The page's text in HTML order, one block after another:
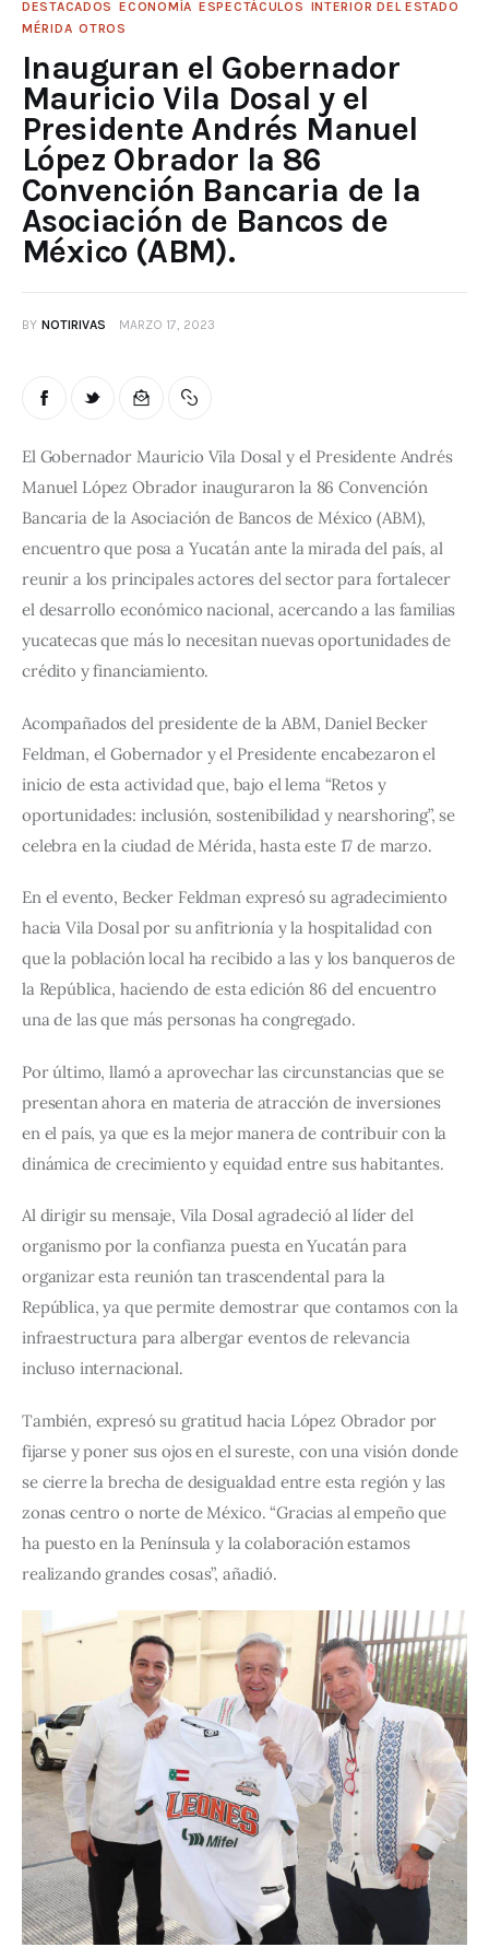
DESTACADOS ECONOMÍA ESPECTÁCULOS INTERIOR DEL ESTADO
MÉRIDA OTROS
Inauguran el Gobernador
Mauricio Vila Dosal y el
Presidente Andrés Manuel
López Obrador la 86
Convención Bancaria de la
Asociación de Bancos de
México (ABM).
BY NOTIRIVAS MARZO 17, 2023
El Gobernador Mauricio Vila Dosal y el Presidente Andrés
Manuel López Obrador inauguraron la 86 Convención
Bancaria de la Asociación de Bancos de México (ABM),
encuentro que posa a Yucatán ante la mirada del país, al
reunir a los principales actores del sector para fortalecer
el desarrollo económico nacional, acercando a las familias
yucatecas que más lo necesitan nuevas oportunidades de
crédito y financiamiento.
Acompañados del presidente de la ABM, Daniel Becker
Feldman, el Gobernador y el Presidente encabezaron el
inicio de esta actividad que, bajo el lema “Retos y
oportunidades: inclusión, sostenibilidad y nearshoring”, se
celebra en la ciudad de Mérida, hasta este 17 de marzo.
En el evento, Becker Feldman expresó su agradecimiento
hacia Vila Dosal por su anfitrionía y la hospitalidad con
que la población local ha recibido a las y los banqueros de
la República, haciendo de esta edición 86 del encuentro
una de las que más personas ha congregado.
Por último, llamó a aprovechar las circunstancias que se
presentan ahora en materia de atracción de inversiones
en el país, ya que es la mejor manera de contribuir con la
dinámica de crecimiento y equidad entre sus habitantes.
Al dirigir su mensaje, Vila Dosal agradeció al líder del
organismo por la confianza puesta en Yucatán para
organizar esta reunión tan trascendental para la
República, ya que permite demostrar que contamos con la
infraestructura para albergar eventos de relevancia
incluso internacional.
También, expresó su gratitud hacia López Obrador por
fijarse y poner sus ojos en el sureste, con una visión donde
se cierre la brecha de desigualdad entre esta región y las
zonas centro o norte de México. “Gracias al empeño que
ha puesto en la Península y la colaboración estamos
realizando grandes cosas”, añadió.